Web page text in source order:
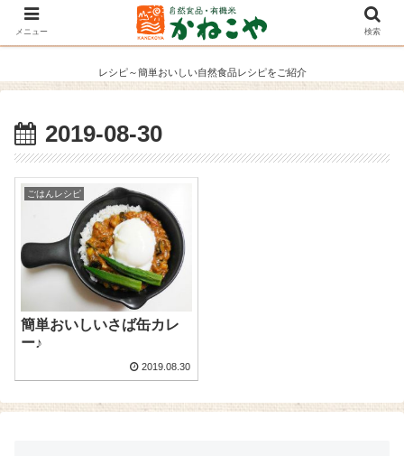
レシピ～簡単おいしい自然食品レシピをご紹介
2019-08-30
ごはんレシピ
簡単おいしいさば缶カレ
ー♪
2019.08.30
メニュー 検索